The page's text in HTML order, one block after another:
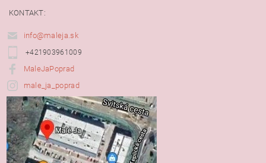
KONTAKT:
info@maleja.sk
+421903961009
MaleJaPoprad
male_ja_poprad